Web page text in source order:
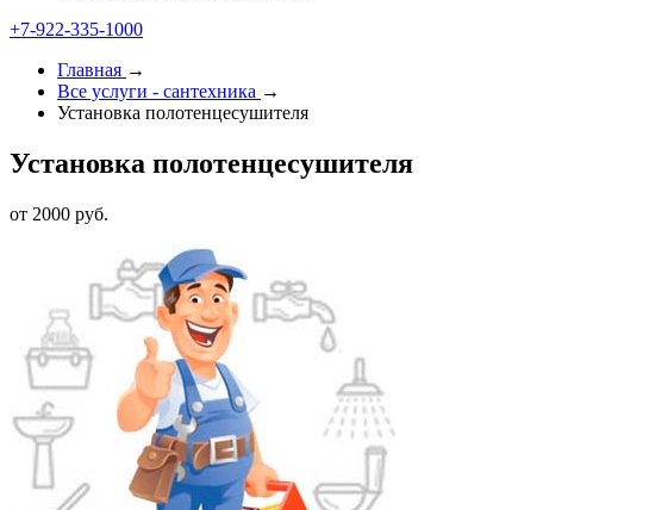
+7-922-335-1000
Главная →
Все услуги - cантехника →
Установка полотенцесушителя
Установка полотенцесушителя
от 2000 руб.